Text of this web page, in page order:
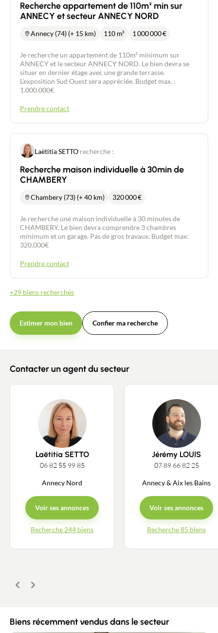
Recherche appartement de 110m² min sur
ANNECY et secteur ANNECY NORD
Annecy (74) (+ 15 km) 110 m² 1 000 000€
Je recherche un appartement de 110m² minimum sur
ANNECY et le secteur ANNECY NORD. Le bien devra se
situer en dernier étage avec une grande terrasse.
L'exposition Sud Ouest sera appréciée. Budget max. :
1.000.000€
Prendre contact
Laëtitia SETTO recherche :
Recherche maison individuelle à 30min de
CHAMBERY
Chambery (73) (+ 40 km) 320 000€
Je recherche une maison individuelle à 30 minutes de
CHAMBERY. Le bien devra comprendre 3 chambres
minimum et un garage. Pas de gros travaux. Budget max:
320.000€
Prendre contact
+29 biens recherchés
Estimer mon bien Confier ma recherche
Contacter un agent du secteur
Laëtitia SETTO
06 82 55 99 85
Annecy Nord
Voir ses annonces
Recherche 244 biens
Jérémy LOUIS
07 89 66 82 25
Annecy & Aix les Bains
Voir ses annonces
Recherche 85 biens
Précédent
Suivant
Biens récemment vendus dans le secteur